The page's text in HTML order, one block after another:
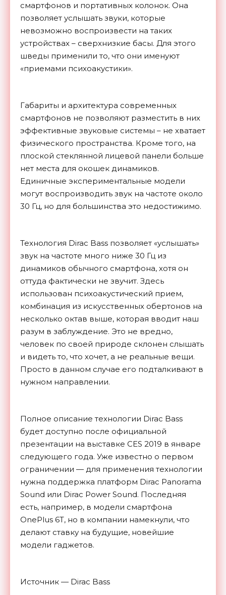
смартфонов и портативных колонок. Она
позволяет услышать звуки, которые
невозможно воспроизвести на таких
устройствах – сверхнизкие басы. Для этого
шведы применили то, что они именуют
«приемами психоакустики».
Габариты и архитектура современных
смартфонов не позволяют разместить в них
эффективные звуковые системы – не хватает
физического пространства. Кроме того, на
плоской стеклянной лицевой панели больше
нет места для окошек динамиков.
Единичные экспериментальные модели
могут воспроизводить звук на частоте около
30 Гц, но для большинства это недостижимо.
Технология Dirac Bass позволяет «услышать»
звук на частоте много ниже 30 Гц из
динамиков обычного смартфона, хотя он
оттуда фактически не звучит. Здесь
использован психоакустический прием,
комбинация из искусственных обертонов на
несколько октав выше, которая вводит наш
разум в заблуждение. Это не вредно,
человек по своей природе склонен слышать
и видеть то, что хочет, а не реальные вещи.
Просто в данном случае его подталкивают в
нужном направлении.
Полное описание технологии Dirac Bass
будет доступно после официальной
презентации на выставке CES 2019 в январе
следующего года. Уже известно о первом
ограничении — для применения технологии
нужна поддержка платформ Dirac Panorama
Sound или Dirac Power Sound. Последняя
есть, например, в модели смартфона
OnePlus 6T, но в компании намекнули, что
делают ставку на будущие, новейшие
модели гаджетов.
Источник — Dirac Bass